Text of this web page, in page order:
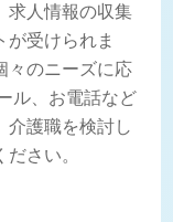
求人情報の収集
が受けられま
々のニーズに応
ル、お電話など
介護職を検討し
さい。